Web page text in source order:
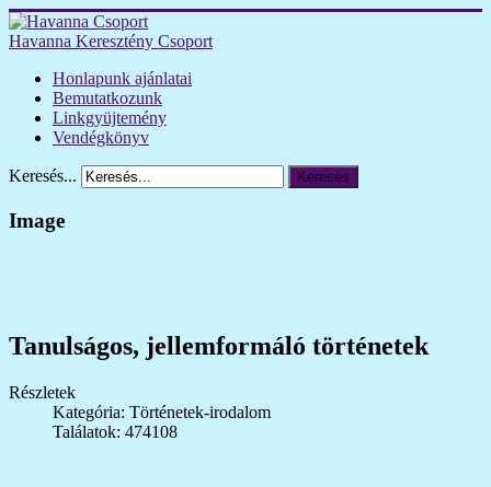
Havanna Keresztény Csoport
Honlapunk ajánlatai
Bemutatkozunk
Linkgyüjtemény
Vendégkönyv
Keresés... Keresés
Image
Tanulságos, jellemformáló történetek
Részletek
Kategória: Történetek-irodalom
Találatok: 474108